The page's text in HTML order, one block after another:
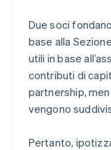
Due soci
base alla
utili in base
contributi di
partnership,
vengono
Pertanto,